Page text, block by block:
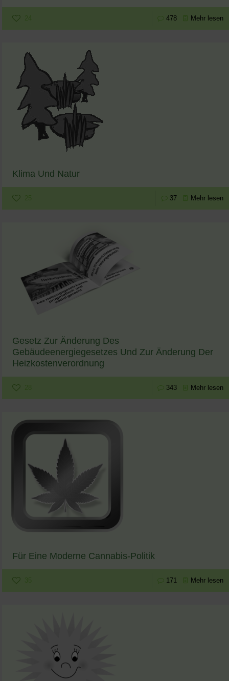
24 478 Mehr lesen
Klima Und Natur
25 37 Mehr lesen
Gesetz Zur Änderung Des
Gebäudeenergiegesetzes Und Zur Änderung Der
Heizkostenverordnung
28 343 Mehr lesen
Für Eine Moderne Cannabis-Politik
35 171 Mehr lesen